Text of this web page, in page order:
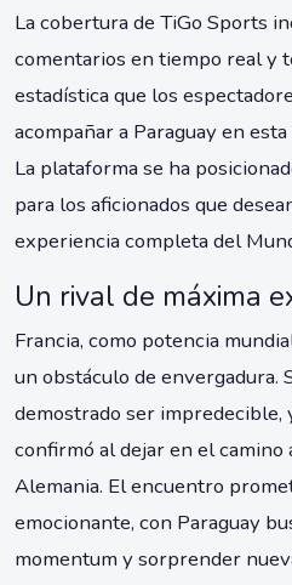
La cobertura de TiGo Sports
comentarios en tiempo real y
estadística que los
acompañar a Paraguay en
La plataforma se ha
para los aficionados que
experiencia completa del
Un rival de máxima
Francia, como potencia
un obstáculo de envergadura.
demostrado ser impredecible,
confirmó al dejar en el camino
Alemania. El encuentro
emocionante, con Paraguay
momentum y sorprender